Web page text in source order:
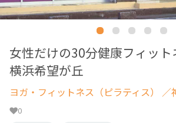
女性だけの30分健康フィット
横浜希望が丘
ヨガ・フィットネス（ピラティス） ／
0